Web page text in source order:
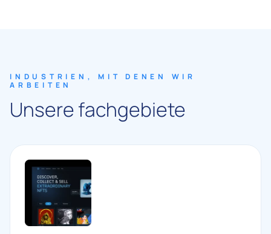
INDUSTRIEN, MIT DENEN WIR
ARBEITEN
Unsere fachgebiete